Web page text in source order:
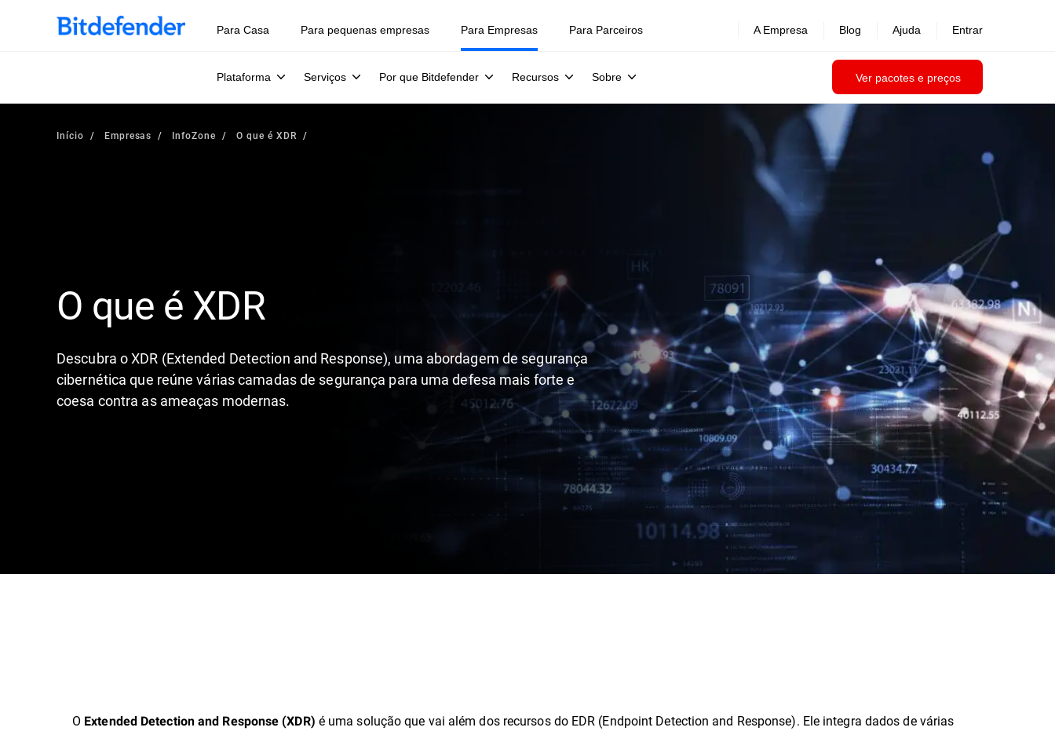
Para Casa Para pequenas empresas Para Empresas
Plataforma Serviços Por que Bitdefender Recursos Sobre Ver pacotes e preços
Para Parceiros A Empresa Blog Ajuda Entrar
Início Empresas InfoZone O que é XDR
O que é XDR
Descubra o XDR (Extended Detection and Response), uma abordagem de segurança
cibernética que reúne várias camadas de segurança para uma defesa mais forte e
coesa contra as ameaças modernas.
O Extended Detection and Response (XDR) é uma solução que vai além dos recursos do EDR (Endpoint Detection and Response). Ele integra dados de várias